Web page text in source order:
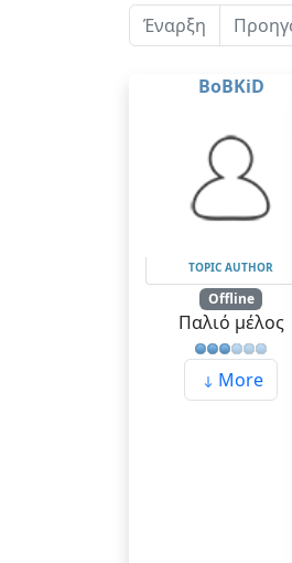
Έναρξη
BoBKiD
TOPIC AUTHOR
Offline
Παλιό μέλος
More